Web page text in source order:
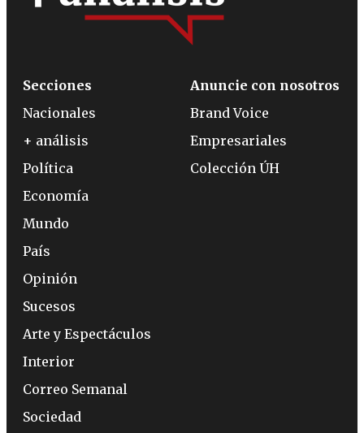
Secciones
Nacionales
+ análisis
Política
Economía
Mundo
País
Opinión
Sucesos
Arte y Espectáculos
Interior
Correo Semanal
Sociedad
Anuncie con nosotros
Brand Voice
Empresariales
Colección ÚH